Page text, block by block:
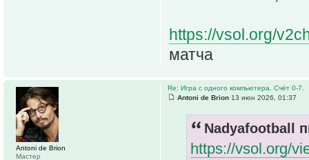
https://vsol.org/
матча
Re: Игра с одного компьютера. Счёт 0-7.
Antoni de Brion 13 июн 2026, 01:37
Nadyafootball
https://vsol.org/
Antoni de Brion
Мастер